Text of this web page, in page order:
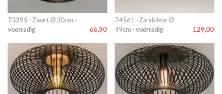
73295 · Zwart Ø 30cm ·
voorradig
66,90
74561 · Zandkleur Ø
49cm · voorradig 129,00